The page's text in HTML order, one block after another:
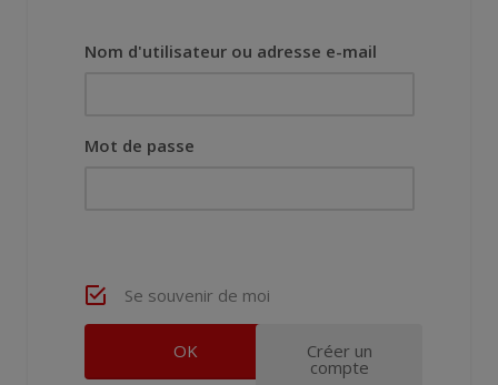
Nom d'utilisateur ou adresse e-mail
Mot de passe
Se souvenir de moi
Créer un
compte